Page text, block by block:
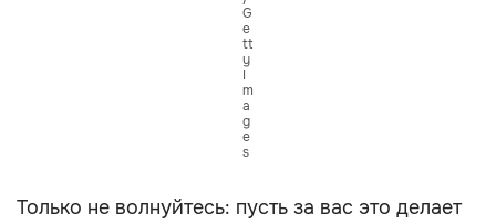
G
e
tt
y
I
m
a
g
e
s
Только не волнуйтесь: пусть за вас это делает